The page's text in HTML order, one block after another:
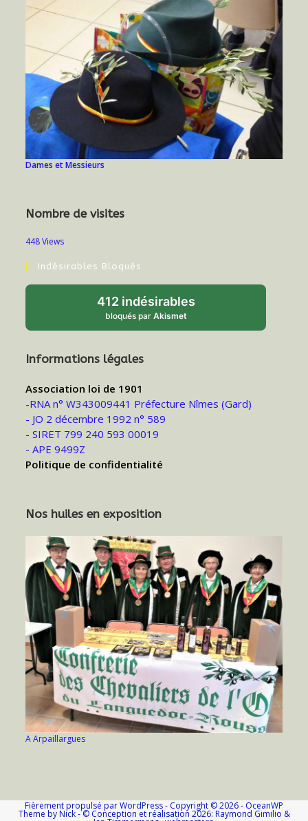
Dames et Messieurs
Nombre de visites
448 Views
Indésirables Bloqués
412 indésirables
bloqués par Akismet
Informations légales
Association loi de 1901
-RNA n° W343009441 Préfecture Nîmes (Gard)
- JO 2 décembre 1992 n° 589
- SIRET 799 240 593 00019
- APE 9499Z
Politique de confidentialité
Nos huiles en exposition
A Arpaillargues
Fièrement propulsé par WordPress - Copyright © 2026 - OceanWP
Theme by Nick - © Conception et réalisation 2026: Raymond Gimilio &